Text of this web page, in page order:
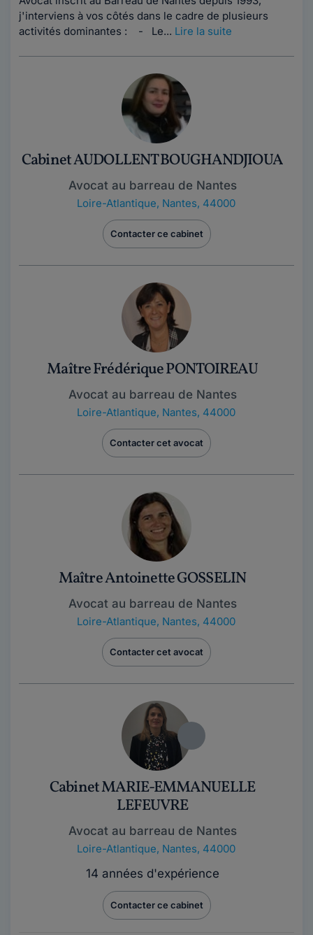
j'interviens à vos côtés dans le cadre de plusieurs
activités dominantes : - Le... Lire la suite
Cabinet AUDOLLENT BOUGHANDJIOUA
Avocat au barreau de Nantes
Loire-Atlantique, Nantes, 44000
Contacter ce cabinet
Maître Frédérique PONTOIREAU
Avocat au barreau de Nantes
Loire-Atlantique, Nantes, 44000
Contacter cet avocat
Maître Antoinette GOSSELIN
Avocat au barreau de Nantes
Loire-Atlantique, Nantes, 44000
Contacter cet avocat
Cabinet MARIE-EMMANUELLE
LEFEUVRE
Avocat au barreau de Nantes
Loire-Atlantique, Nantes, 44000
14 années d'expérience
Contacter ce cabinet